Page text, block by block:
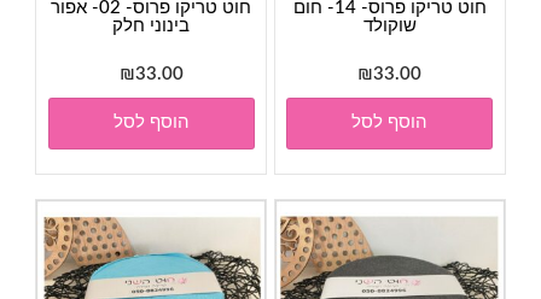
חוט טריקו פרוס- 14- חום
שוקולד
₪33.00
הוסף לסל
חוט טריקו פרוס- 02- אפור
בינוני חלק
₪33.00
הוסף לסל